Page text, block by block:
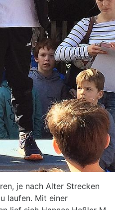
je nach Alter Strecken
laufen. Mit einer